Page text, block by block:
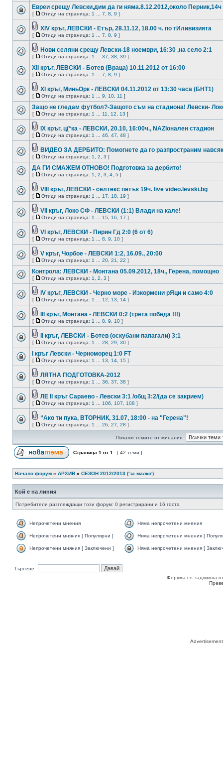
Евреи срещу Левски,дим да ги няма.8.12.2012,около Перник,14ч
[ Отиди на страница: 1 7 8 9 ]
XIV кръг, ЛЕВСКИ - Етър, 28.11.12, 18.00 ч. по тИливизията
[ Отиди на страница: 1 7 8 9 ]
Нови селяни срещу Левски-18 ноември, 16:30 ,на село 2:1
[ Отиди на страница: 1 37 38 39 ]
XII кръг, ЛЕВСКИ - Ботев (Враца) 10.11.2012 от 16:00
[ Отиди на страница: 1 7 8 9 ]
XI кръг, МиньОрк - ЛЕВСКИ 04.11.2012 от 13:30 часа (БНТ1)
[ Отиди на страница: 1 9 10 11 ]
Защо не гледам футбол?-Защото съм на стадиона! Левски-
[ Отиди на страница: 1 11 12 13 ]
IX кръг, ц(*ка - ЛЕВСКИ, 20.10, 16:00ч., NAZIонален стадион
[ Отиди на страница: 1 46 47 48 ]
ВИДЕО ЗА ДЕРБИТО: Помогнете да го разпространим
[ Отиди на страница: 1 2 3 ]
ДА ГИ СМАЖЕМ ОТНОВО! Подготовка за дербито!
[ Отиди на страница: 1 2 3 4 5 ]
VIII кръг, ЛЕВСКИ - селтекс петък 19ч. live video.levski.bg
[ Отиди на страница: 1 17 18 19 ]
VII кръг, Локо СФ - ЛЕВСКИ (1:1) Влади на кале!
[ Отиди на страница: 1 15 16 17 ]
VI кръг, ЛЕВСКИ - Пирин Гд 2:0 (6 от 6)
[ Отиди на страница: 1 8 9 10 ]
V кръг, Чорбое - ЛЕВСКИ 1:2, 16.09., 20:00
[ Отиди на страница: 1 20 21 22 ]
Контрола: ЛЕВСКИ - Монтана 05.09.2012, 18ч., Герена, помощно
[ Отиди на страница: 1 2 3 ]
IV кръг, ЛЕВСКИ - Черно море - Изкормени рЯци и само 4:0
[ Отиди на страница: 1 12 13 14 ]
III кръг, Монтана - ЛЕВСКИ 0:2 (трета победа !!!)
[ Отиди на страница: 1 8 9 10 ]
II кръг, ЛЕВСКИ - Ботев (оскубани папагали) 3:1
[ Отиди на страница: 1 28 29 30 ]
I кръг Левски - Черноморец 1:0 FT
[ Отиди на страница: 1 13 14 15 ]
ЛЯТНА ПОДГОТОВКА-2012
[ Отиди на страница: 1 36 37 38 ]
ЛЕ II кръг Сараево - Левски 3:1 /общ 3:2/(да се закрием)
[ Отиди на страница: 1 106 107 108 ]
“Ако ти пука, ВТОРНИК, 31.07, 18:00 - на "Герена"!
[ Отиди на страница: 1 26 27 28 ]
Покажи темите от миналия:
Страница 1 от 1 [ 42 теми ]
Начало форум » АРХИВ » СЕЗОН 2012/2013 ('за малко')
Кой е на линия
Потребители разглеждащи този форум: 0 регистрирани и 16 госта
Непрочетени мнения Няма непрочетени мнения
Непрочетени мняния [ Популярни ] Няма непрочетени мнения [
Непрочетени мняния [ Заключени ] Няма непрочетени мнения [
Търсене:
Форума се задвижва